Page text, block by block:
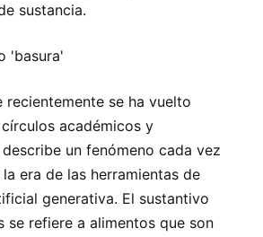
sustancia.
'basura'
recientemente se ha vuelto
académicos y
un fenómeno cada vez
era de las herramientas de
generativa. El sustantivo
se refiere a alimentos que son